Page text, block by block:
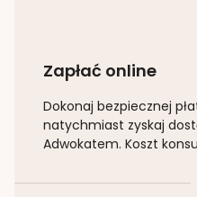
Zapłać online
Dokonaj bezpiecznej
natychmiast zyskaj
Adwokatem. Koszt